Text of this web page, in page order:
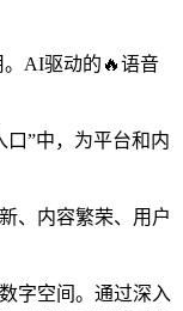
AI驱动的🔥语音
”中，为平台和内
、内容繁荣、用户
字空间。通过深入